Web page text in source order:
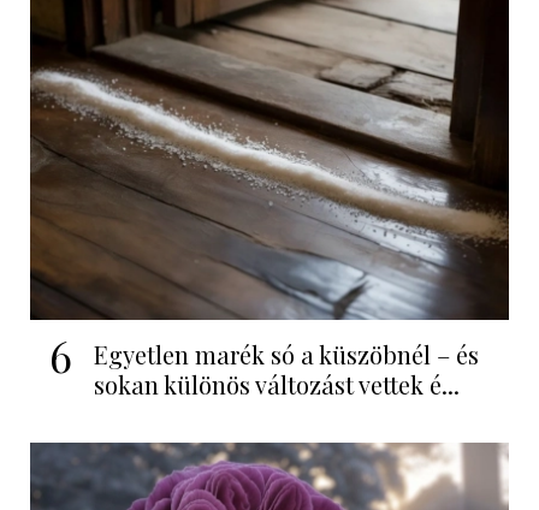
6
Egyetlen marék só a küszöbnél – és
sokan különös változást vettek é...